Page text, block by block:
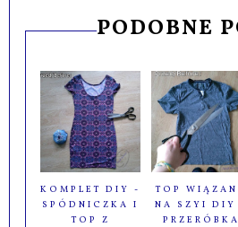
PODOBNE
KOMPLET DIY -
SPÓDNICZKA I
TOP Z
TOP
NA SZYI DIY
PRZERÓBKA